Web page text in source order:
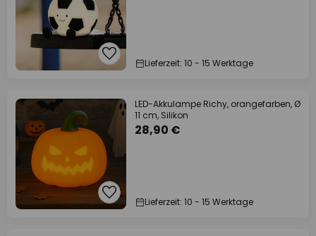
Lieferzeit: 10 - 15 Werktage
LED-Akkulampe Richy, orangefarben, Ø
11 cm, Silikon
28,90 €
Lieferzeit: 10 - 15 Werktage